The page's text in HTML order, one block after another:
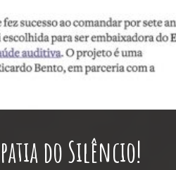
do Silêncio!